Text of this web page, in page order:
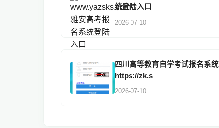
统登陆入口
2026-07-10
四川高等教育自学考试报名系统
https://zk.s
2026-07-10